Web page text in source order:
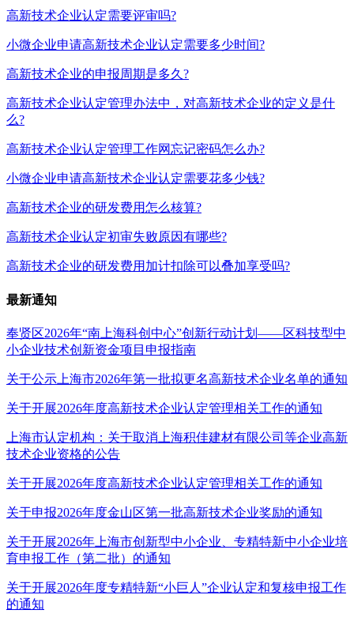
高新技术企业认定需要评审吗?
小微企业申请高新技术企业认定需要多少时间?
高新技术企业的申报周期是多久?
高新技术企业认定管理办法中，对高新技术企业的定义是什
么?
高新技术企业认定管理工作网忘记密码怎么办?
小微企业申请高新技术企业认定需要花多少钱?
高新技术企业的研发费用怎么核算?
高新技术企业认定初审失败原因有哪些?
高新技术企业的研发费用加计扣除可以叠加享受吗?
最新通知
奉贤区2026年“南上海科创中心”创新行动计划——区科技型中
小企业技术创新资金项目申报指南
关于公示上海市2026年第一批拟更名高新技术企业名单的通知
关于开展2026年度高新技术企业认定管理相关工作的通知
上海市认定机构：关于取消上海积佳建材有限公司等企业高新
技术企业资格的公告
关于开展2026年度高新技术企业认定管理相关工作的通知
关于申报2026年度金山区第一批高新技术企业奖励的通知
关于开展2026年上海市创新型中小企业、专精特新中小企业培
育申报工作（第二批）的通知
关于开展2026年度专精特新“小巨人”企业认定和复核申报工作
的通知